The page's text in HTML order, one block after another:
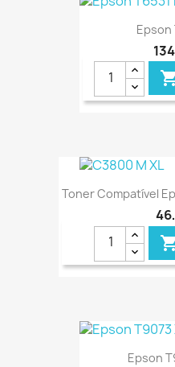
Epson
Toner Compatível
Epson